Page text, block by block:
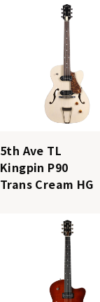
5th Ave TL
Kingpin P90
Trans Cream HG